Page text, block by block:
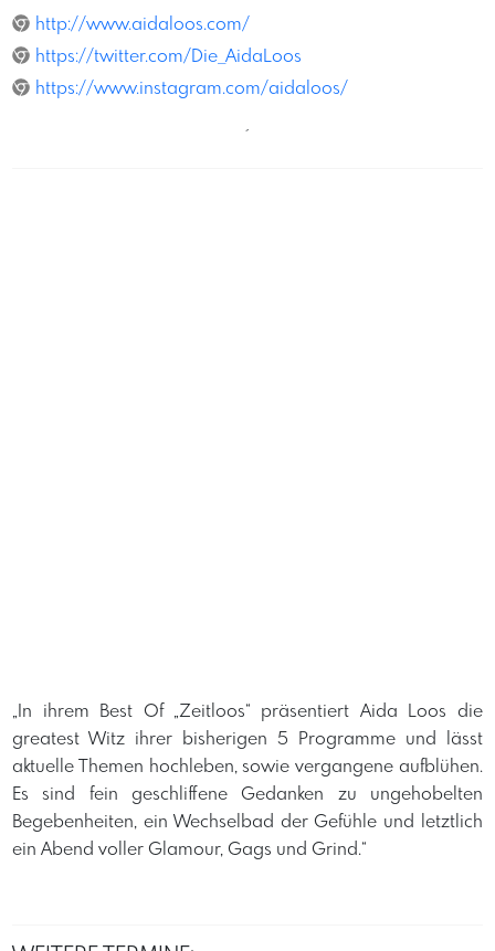
http://www.aidaloos.com/
https://twitter.com/Die_AidaLoos
https://www.instagram.com/aidaloos/
´
„In ihrem Best Of „Zeitloos“ präsentiert Aida Loos die
greatest Witz ihrer bisherigen 5 Programme und lässt
aktuelle Themen hochleben, sowie vergangene aufblühen.
Es sind fein geschliffene Gedanken zu ungehobelten
Begebenheiten, ein Wechselbad der Gefühle und letztlich
ein Abend voller Glamour, Gags und Grind.“